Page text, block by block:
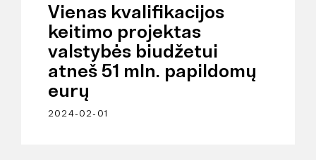
Vienas kvalifikacijos
keitimo projektas
valstybės biudžetui
atneš 51 mln. papildomų
eurų
2024-02-01